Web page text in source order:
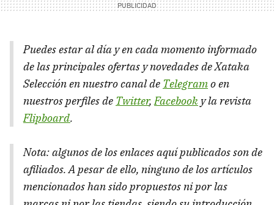
Puedes estar al día y en cada momento informado
de las principales ofertas y novedades de Xataka
Selección en nuestro canal de Telegramo en
nuestros perfiles de Twitter,Facebook y la revista
Flipboard.
Nota: algunos de los enlaces aquí publicados son de
afiliados. A pesar de ello, ninguno de los artículos
mencionados han sido propuestos ni por las